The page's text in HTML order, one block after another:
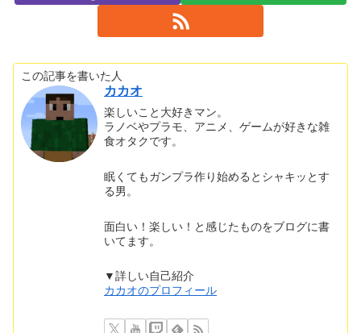
この記事を書いた人
カカオ
楽しいこと大好きマン。
ラノベやプラモ、アニメ、ゲームが好きな雑
食オタクです。
眠くてもガンプラ作り始めるとシャキッとす
る男。
面白い！楽しい！と感じたものをブログに書
いてます。
▼詳しい自己紹介
カカオのプロフィール